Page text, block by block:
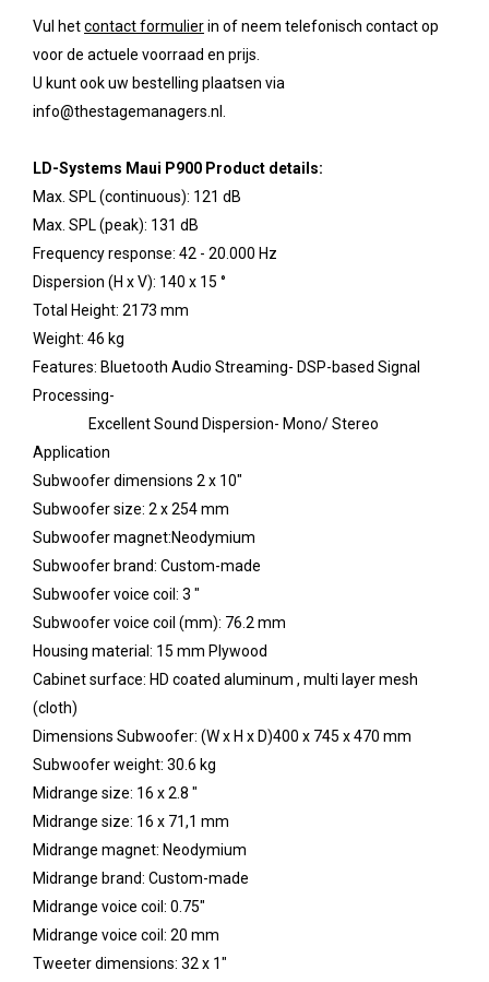
Vul hetcontact formulierin of neem telefonisch contact op
voor de actuele voorraad en prijs.
U kunt ook uw bestelling plaatsen via
info@thestagemanagers.nl.
LD-Systems Maui P900 Product details:
Max. SPL (continuous): 121 dB
Max. SPL (peak): 131 dB
Frequency response: 42 - 20.000 Hz
Dispersion (H x V): 140 x 15 °
Total Height: 2173 mm
Weight: 46 kg
Features: Bluetooth Audio Streaming- DSP-based Signal
Processing-
Excellent Sound Dispersion- Mono/ Stereo
Application
Subwoofer dimensions 2 x 10"
Subwoofer size: 2 x 254 mm
Subwoofer magnet:Neodymium
Subwoofer brand: Custom-made
Subwoofer voice coil: 3 "
Subwoofer voice coil (mm): 76.2 mm
Housing material: 15 mm Plywood
Cabinet surface: HD coated aluminum , multi layer mesh
(cloth)
Dimensions Subwoofer: (W x H x D)400 x 745 x 470 mm
Subwoofer weight: 30.6 kg
Midrange size: 16 x 2.8 "
Midrange size: 16 x 71,1 mm
Midrange magnet: Neodymium
Midrange brand: Custom-made
Midrange voice coil: 0.75"
Midrange voice coil: 20 mm
Tweeter dimensions: 32 x 1"